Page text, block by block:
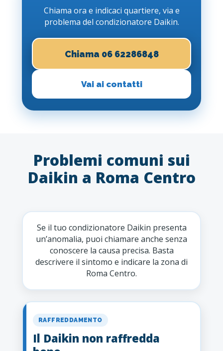
Chiama ora e indicaci quartiere, via e
problema del condizionatore Daikin.
Chiama 06 62286848
Vai ai contatti
Problemi comuni sui
Daikin a Roma Centro
Se il tuo condizionatore Daikin presenta
un’anomalia, puoi chiamare anche senza
conoscere la causa precisa. Basta
descrivere il sintomo e indicare la zona di
Roma Centro.
RAFFREDDAMENTO
Il Daikin non raffredda